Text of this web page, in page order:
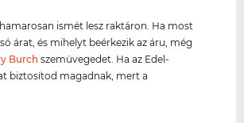
ismét lesz raktáron. Ha most
árat, és mihelyt beérkezik az áru, még
Burch szemüvegedet. Ha az Edel-
biztosítod magadnak, mert a